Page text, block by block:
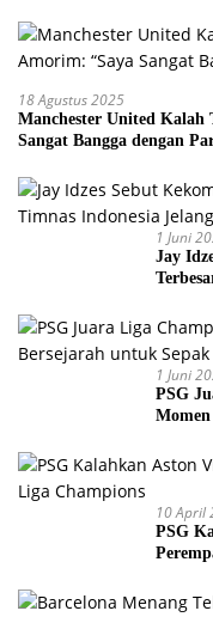
18 Agustus 2025
Manchester United Kalah
Sangat Bangga dengan
1 Juni
Jay
1 Juni
PSG
10 April
PSG